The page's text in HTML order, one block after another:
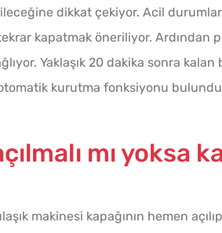
Dakika Kaynatılır?
dikkat çekiyor. Acil
kapatmak öneriliyor. Ardından
Yaklaşık 20 dakika sonra
otomatik kurutma fonksiyonu
mı yoksa
makinesi kapağının hemen